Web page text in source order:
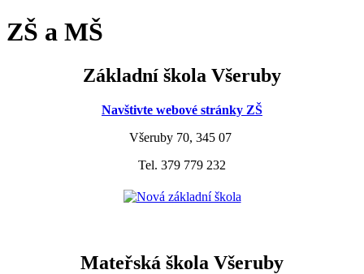
ZŠ a MŠ
Základní škola Všeruby
Navštivte webové stránky ZŠ
Všeruby 70, 345 07
Tel. 379 779 232
Mateřská škola Všeruby